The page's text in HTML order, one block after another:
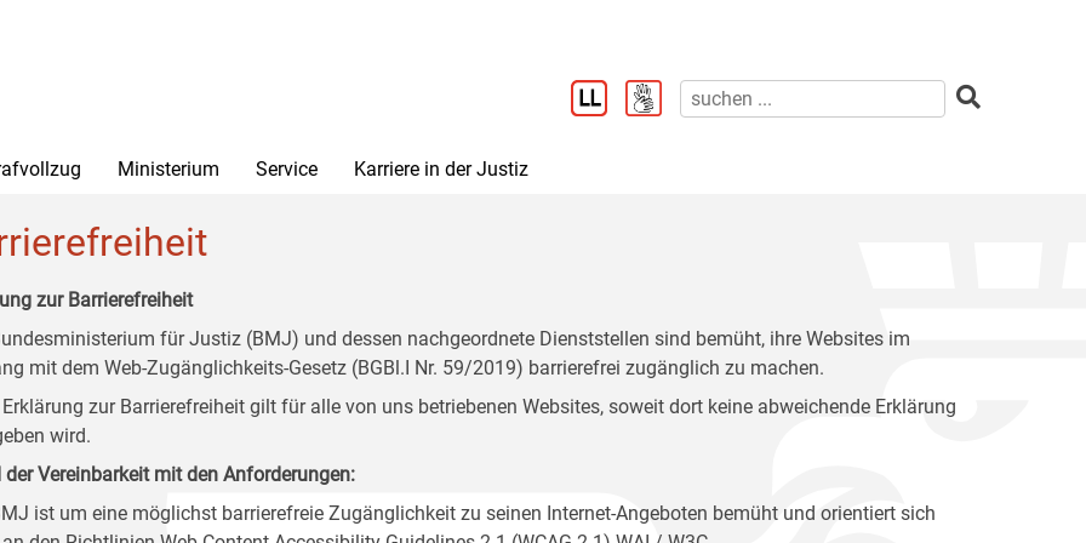
Ministerium Service Karriere in der Justiz
zur Barrierefreiheit
für Justiz (BMJ) und dessen nachgeordnete Dienststellen sind bemüht, ihre Websites im
mit dem Web-Zugänglichkeits-Gesetz (BGBl.I Nr. 59/2019) barrierefrei zugänglich zu machen.
Erklärung zur Barrierefreiheit gilt für alle von uns betriebenen Websites, soweit dort keine abweichende Erklärung
wird.
der Vereinbarkeit mit den Anforderungen:
ist um eine möglichst barrierefreie Zugänglichkeit zu seinen Internet-Angeboten bemüht und orientiert sich